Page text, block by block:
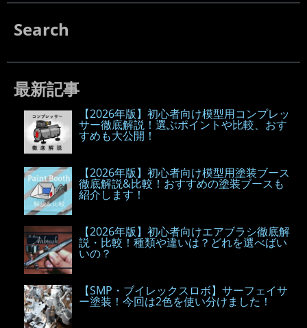
Search
最新記事
【2026年版】初心者向け模型用コンプレッ
サー徹底解説！選ぶポイントや比較、おす
すめも大公開！
【2026年版】初心者向け模型用塗装ブース
徹底解説&比較！おすすめの塗装ブースも
紹介します！
【2026年版】初心者向けエアブラシ徹底解
説・比較！種類や違いは？どれを選べばい
いの？
【SMP・ブイレックスロボ】サーフェイサ
ー塗装！今回は2色を使い分けました！